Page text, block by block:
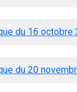
du 16 octobre
du 20